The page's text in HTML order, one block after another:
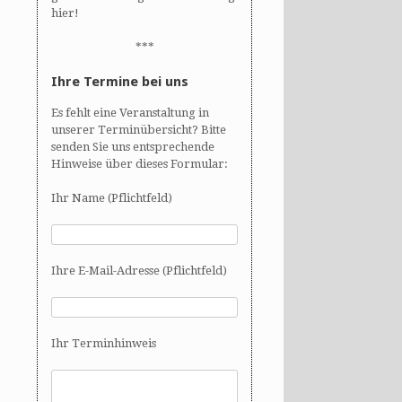
hier!
***
Ihre Termine bei uns
Es fehlt eine Veranstaltung in
unserer Terminübersicht? Bitte
senden Sie uns entsprechende
Hinweise über dieses Formular:
Ihr Name (Pflichtfeld)
Ihre E-Mail-Adresse (Pflichtfeld)
Ihr Terminhinweis